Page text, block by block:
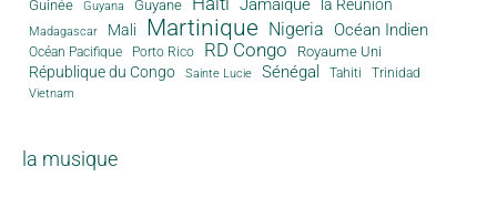
Guinée Guyana Guyane Jamaïque la Réunion
Madagascar Mali Martinique Nigeria Océan Indien
Océan Pacifique Porto Rico RD Congo Royaume Uni
République du Congo Sainte Lucie Sénégal Tahiti Trinidad
Vietnam
la musique